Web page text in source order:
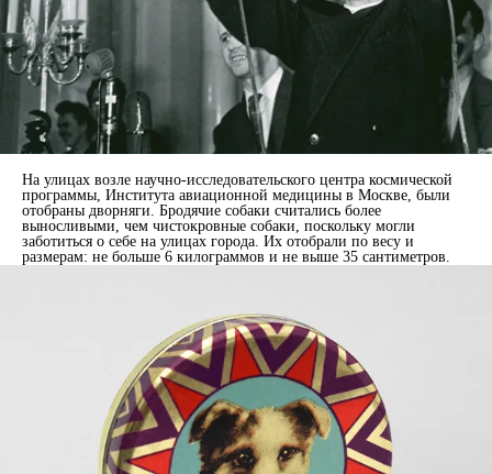
На улицах возле научно-исследовательского центра космической
программы, Института авиационной медицины в Москве, были
отобраны дворняги. Бродячие собаки считались более
выносливыми, чем чистокровные собаки, поскольку могли
заботиться о себе на улицах города. Их отобрали по весу и
размерам: не больше 6 килограммов и не выше 35 сантиметров.